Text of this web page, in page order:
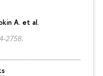
A. et al.
2758.